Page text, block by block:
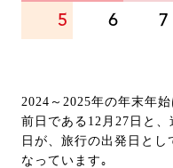
5
6 7
2024～2025年の年末年
前日である12月27日と
日が、旅行の出発日とし
なっています｡